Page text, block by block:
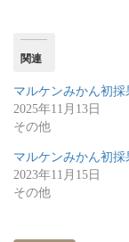
関連
マルケンみかん初採
2025年11月13日
その他
マルケンみかん初採
2023年11月15日
その他